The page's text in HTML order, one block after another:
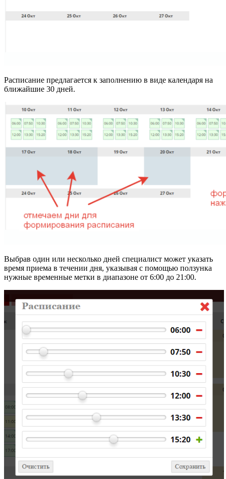
Расписание предлагается к заполнению в виде календаря на
ближайшие 30 дней.
Выбрав один или несколько дней специалист может указать
время приема в течении дня, указывая с помощью ползунка
нужные временные метки в диапазоне от 6:00 до 21:00.